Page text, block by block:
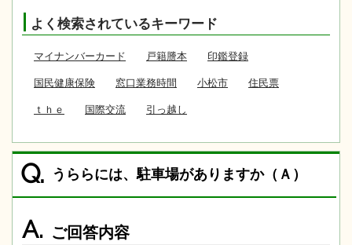
よく検索されているキーワード
マイナンバーカード 戸籍謄本
印鑑登録
国民健康保険
窓口業務時間 小松市
住民票
ｔｈｅ
国際交流 引っ越し
Q. うららには、駐車場がありますか（Ａ）
A. ご回答内容